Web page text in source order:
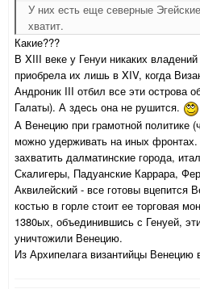
У них есть еще северные
хватит.
Какие???
В XIII веке у Генуи никаких
приобрела их лишь в XIV, когда
Андроник III отбил все эти острова
Галаты). А здесь она не рушится.
А Венецию при грамотной политике
можно удерживать на иных фронтах.
захватить далматинские города,
Скалигеры, Падуанские Каррара,
Аквилейский - все готовы вцепится
костью в горле стоит ее торговая
1380ых, объединившись с Генуей,
уничтожили Венецию.
Из Архипелага византийцы Венецию